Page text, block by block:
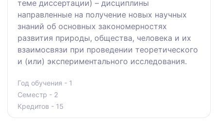
теме диссертации) – дисциплины
направленные на получение новых научных
знаний об основных закономерностях
развития природы, общества, человека и их
взаимосвязи при проведении теоретического
и (или) экспериментального исследования.
Год обучения - 1
Семестр - 2
Кредитов - 15